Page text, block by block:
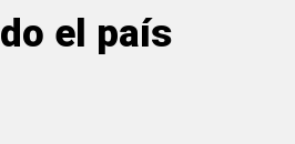
el país